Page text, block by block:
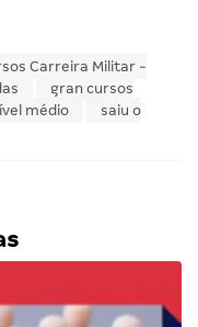
Carreira Militar -
gran cursos
médio
saiu o